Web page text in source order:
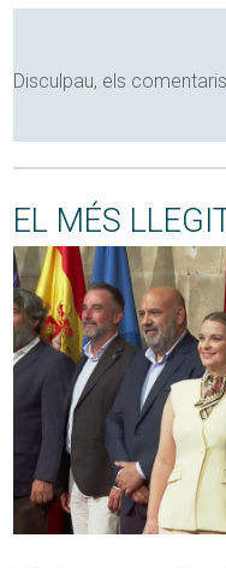
Disculpau, els
EL MÉS